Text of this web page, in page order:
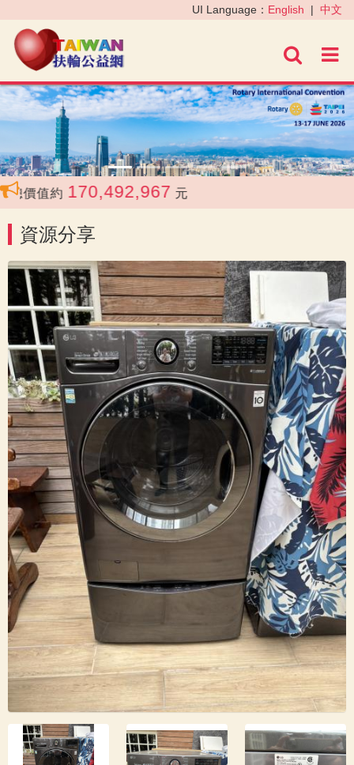
進階
UI Language： English | 中文
‹ ›
值約 170,492,967 元
資源分享